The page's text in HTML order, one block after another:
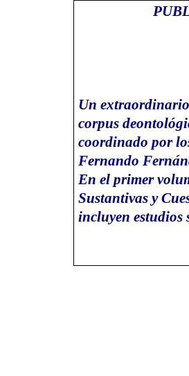
Un extraordinario
corpus
coordinado por
Fernando
En el primer
Sustantivas y
incluyen